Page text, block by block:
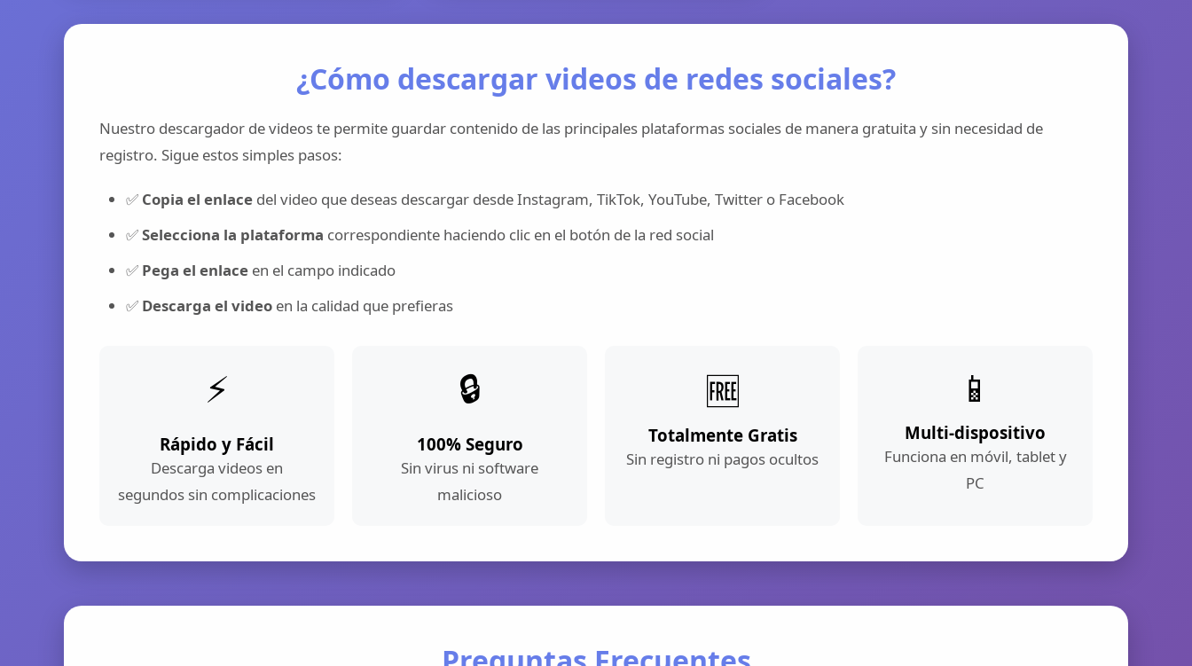
¿Cómo descargar videos de redes sociales?
Nuestro descargador de videos te permite guardar contenido de las principales plataformas sociales de manera gratuita y sin necesidad de
registro. Sigue estos simples pasos:
✅ Copia el enlace del video que deseas descargar desde Instagram, TikTok, YouTube, Twitter o Facebook
✅Selecciona la plataforma correspondiente haciendo clic en el botón de la red social
✅ Pega el enlace en el campo indicado
✅ Descarga el video en la calidad que prefieras
⚡
Rápido y Fácil
Descarga videos en
segundos sin complicaciones
🔒
100% Seguro
Sin virus ni software
malicioso
🆓
Totalmente Gratis
Sin registro ni pagos ocultos
📱
Multi-dispositivo
Funciona en móvil, tablet y
PC